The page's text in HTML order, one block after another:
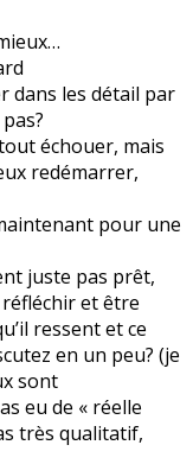
dans les détail par
échouer, mais
redémarrer,
pour une
juste pas prêt,
et être
ressent et ce
en un peu? (je
sont
eu de « réelle
très qualitatif,